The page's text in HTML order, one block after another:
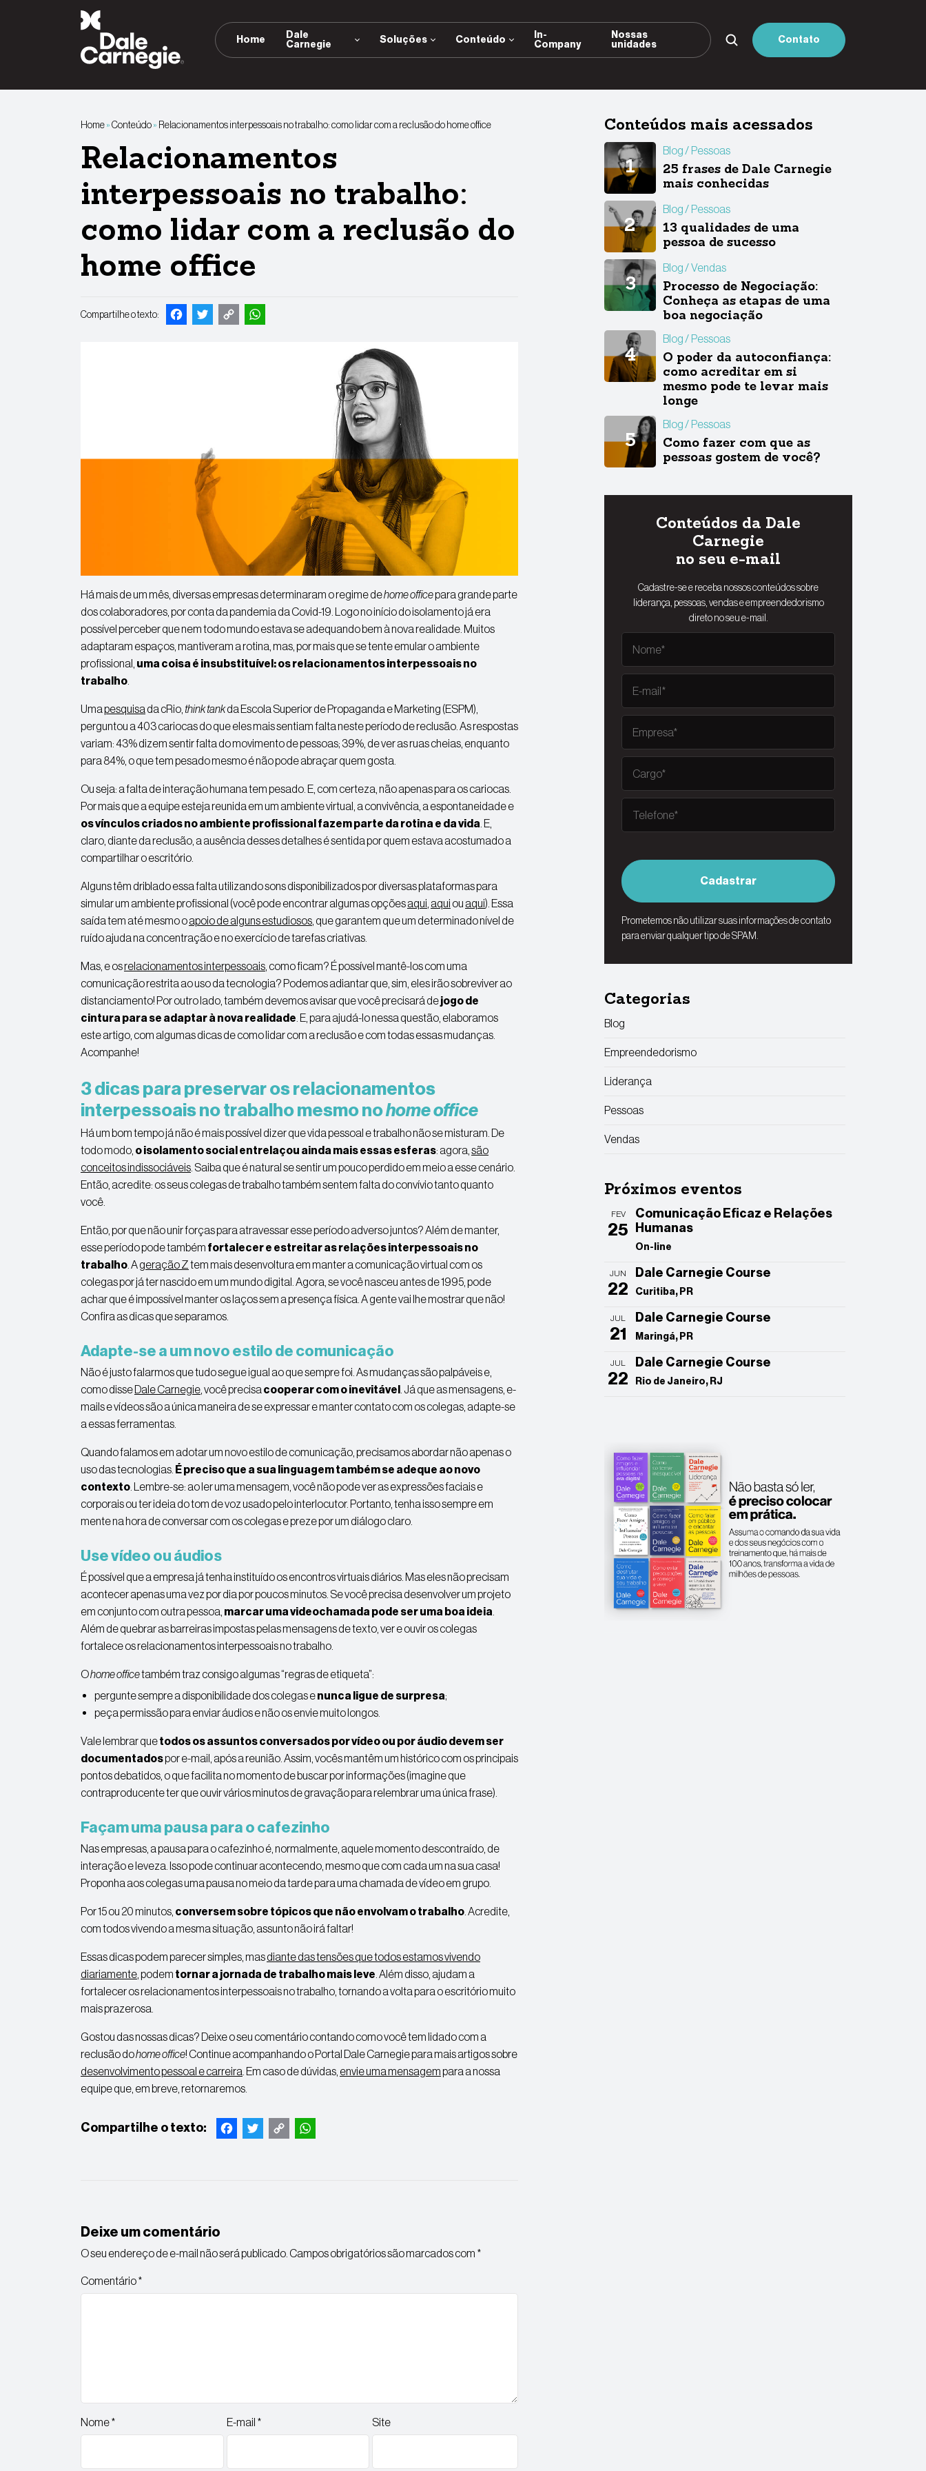
Home
Dale
Carnegie
Soluções Conteúdo
In-
Company
Nossas
unidades
Contato
Home»Conteúdo» Relacionamentos interpessoais no trabalho: como lidar com a reclusão do home office
Relacionamentos
interpessoais no trabalho:
como lidar com a reclusão do
home office
Compartilhe o texto: Facebook
Twitter
CopyWhatsApp
Há mais de um mês, diversas empresas determinaram o regime dehome officepara grande parte
dos colaboradores, por conta da pandemia da Covid-19. Logo no início do isolamento já era
possível perceber que nem todo mundo estava se adequando bem à nova realidade. Muitos
adaptaram espaços, mantiveram a rotina, mas, por mais que se tente emular o ambiente
profissional, uma coisa é insubstituível: os relacionamentos interpessoais no
trabalho
Uma pesquisa da cRio thinktankda Escola Superior de Propaganda e Marketing (ESPM),
perguntou a 403 cariocas do que eles mais sentiam falta neste período de reclusão. As respostas
variam: 43% dizem sentir falta do movimento de pessoas; 39%, de ver as ruas cheias, enquanto
para 84%, o que tem pesado mesmo é não pode abraçar quem gosta.
Ou seja: a falta de interação humana tem pesado. E, com certeza, não apenas para os cariocas.
Por mais que a equipe esteja reunida em um ambiente virtual , a convivência, a espontaneidade e
os vínculos criados no ambiente profissional fazem parte da rotina e da vida . E,
claro, diante da reclusão, a ausência desses detalhes é sentida por quem estava acostumado a
compartilhar o escritório.
Alguns têm driblado essa falta utilizando sons disponibilizados por diversas plataformas para
simular um ambiente profissional (você pode encontrar algumas opçõesaqui aqui ou aqui). Essa
saída tem até mesmo oapoio de alguns estudiosos , que garantem que um determinado nível de
ruído ajuda na concentração e no exercício de tarefas criativas.
Mas, e osrelacionamentos interpessoais , como ficam? É possível mantê-los com uma
comunicação restrita ao uso da tecnologia? Podemos adiantar que, sim, eles irão sobreviver ao
distanciamento! Por outro lado, também devemos avisar que você precisará dejogo de
cintura para se adaptar à nova realidade . E, para ajudá-lo nessa questão, elaboramos
este artigo, com algumas dicas de como lidar com a reclusão e com todas essas mudanças.
Acompanhe!
3dicas para preservar os relacionamentos
interpessoais no trabalho mesmo nohome office
Há um bom tempo já não é mais possível dizer que vida pessoal e trabalho não se misturam. De
todo modo, o isolamento social entrelaçou ainda mais essas esferas: agora, são
conceitos indissociáveis . Saiba que é natural se sentir um pouco perdido em meio a esse cenário.
Então, acredite: os seus colegas de trabalho também sentem falta do convívio tanto quanto
você.
Então, por que não unir forças para atravessar esse período adverso juntos?Além de manter,
esse período pode também fortalecer e estreitar as relações interpessoais no
trabalho . Ageração Ztem mais desenvoltura em manter a comunicação virtual com os
colegas por já ter nascido em um mundo digital. Agora, se você nasceu antes de 1995, pode
achar que é impossível manter os laços sem a presença física. A gente vai lhe mostrar que não!
Confira as dicas que separamos.
Adapte-se a um novo estilo de comunicação
Não é justo falarmos que tudo segue igual ao que sempre foi. As mudanças são palpáveis e,
como disseDale Carnegie , você precisa cooperar com o inevitável . Já que as mensagens, e-
mails e vídeos são a única maneira de se expressar e manter contato com os colegas, adapte-se
a essas ferramentas.
Quando falamos em adotar um novo estilo de comunicação, precisamos abordar não apenaso
uso das tecnologias. É preciso que a sua linguagem também se adeque ao novo
contexto . Lembre-se: ao ler uma mensagem, você não pode ver as expressões faciais e
corporais ou ter ideia do tom de voz usado pelo interlocutor. Portanto, tenha isso sempre em
mente na hora de conversar com os colegas e preze por um diálogo claro.
Use vídeo ou áudios
É possível que a empresa já tenha instituído os encontros virtuais diários. Mas eles não precisam
acontecer apenas uma vez por dia por poucos minutos. Se você precisa desenvolver um projeto
em conjunto com outra pessoa, marcar uma videochamada pode ser uma boa ideia
Além de quebrar as barreiras impostas pelas mensagens de texto, ver e ouvir os colegas
fortalece os relacionamentos interpessoais no trabalho.
Ohome officetambém traz consigo algumas “regras de etiqueta”:
pergunte sempre a disponibilidade dos colegas enunca ligue de surpresa;
peça permissão para enviar áudios e não os envie muito longos.
Vale lembrar quetodos os assuntos conversados por vídeo ou por áudio devem ser
documentadospor e-mail, após a reunião. Assim, vocês mantêm um histórico com os principais
pontos debatidos, o que facilita no momento de buscar por informações (imagine que
contraproducente ter que ouvir vários minutos de gravação para relembrar uma única frase).
Façam uma pausa para o cafezinho
Nas empresas, a pausa para o cafezinho é, normalmente, aquele momento descontraído, de
interação e leveza. Isso pode continuar acontecendo, mesmo que com cada um na sua casa!
Proponha aos colegas uma pausa no meio da tarde para uma chamada de vídeo em grupo.
Por 15 ou 20 minutos, conversem sobre tópicos que não envolvam o trabalho . Acredite,
com todos vivendo a mesma situação, assunto não irá faltar!
Essas dicas podem parecer simples, masdiante das tensões que todos estamos vivendo
diariamente , podem tornar a jornada de trabalho mais leve . Além disso, ajudam a
fortalecer os relacionamentos interpessoais no trabalho, tornando a volta para o escritório muito
mais prazerosa.
Gostou das nossas dicas? Deixe o seu comentário contando como você tem lidado com a
reclusão dohome office! Continue acompanhando o Portal Dale Carnegie para mais artigos sobre
desenvolvimento pessoal e carreira . Em caso de dúvidas, envie uma mensagem para a nossa
equipe que, em breve, retornaremos.
FacebookTwitterCopy
WhatsApp
Deixe um comentário
O seu endereço de e-mail não será publicado. Campos obrigatórios são marcados com *
Comentário*
Nome* E-mail * Site
Conteúdos mais acessados
Blog Pessoas
25 frases de Dale Carnegie
mais conhecidas
Blog Pessoas
13 qualidades de uma
pessoa de sucesso
Blog Vendas
Processo de Negociação:
Conheça as etapas de uma
boa negociação
Blog Pessoas
O poder da autoconfiança:
como acreditar em si
mesmo pode te levar mais
longe
Blog Pessoas
Como fazer com que as
pessoas gostem de você?
Conteúdos da Dale
Carnegie
no seu e-mail
Cadastre-se e receba nossos conteúdos sobre
liderança, pessoas, vendas e empreendedorismo
direto no seu e-mail.
Cadastrar
Prometemos não utilizar suas informações de contato
para enviar qualquer tipo de SPAM.
Categorias
Blog
Empreendedorismo
Liderança
Pessoas
Vendas
Próximos eventos
FEV
25
Comunicação Eficaz e Relações
Humanas
On-line
JUN
22
Dale Carnegie Course
Curitiba, PR
JUL
21
Dale Carnegie Course
Maringá, PR
JUL
22
Dale Carnegie Course
Rio de Janeiro, RJ